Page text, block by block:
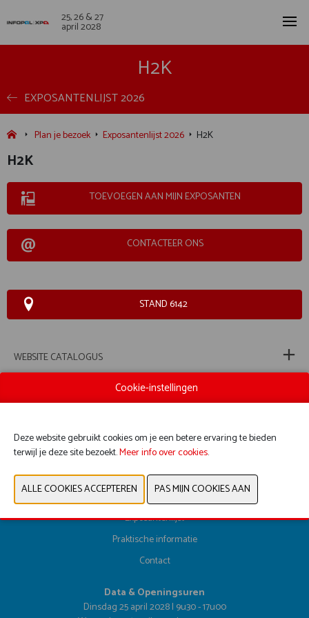
25, 26 & 27
april 2028
H2K
EXPOSANTENLIJST 2026
Plan je bezoek Exposantenlijst 2026 H2K
H2K
TOEVOEGEN AAN MIJN EXPOSANTEN
CONTACTEER ONS
STAND 6142
WEBSITE CATALOGUS
Registreer hier
Exposantenlijst
Praktische informatie
Contact
Data & Openingsuren
Dinsdag 25 april 2028 | 9u30 - 17u00
Cookie-instellingen
Deze website gebruikt cookies om je een betere ervaring te bieden
terwijl je deze site bezoekt.Meer info over cookies.